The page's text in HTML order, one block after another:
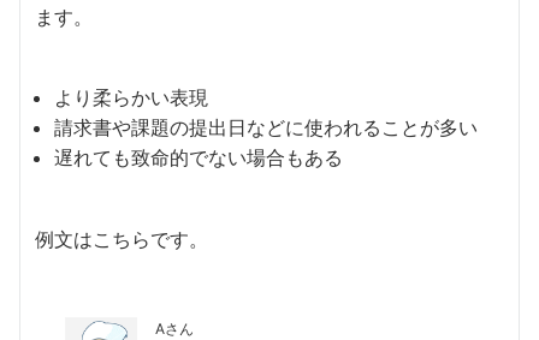
ます。
より柔らかい表現
請求書や課題の提出日などに使われることが多い
遅れても致命的でない場合もある
例文はこちらです。
Aさん